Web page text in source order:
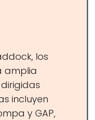
los
amplia
incluyen
y GAP,